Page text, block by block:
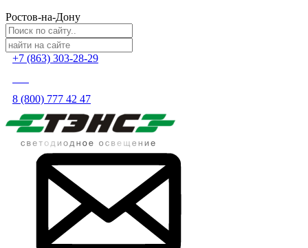
Ростов-на-Дону
+7 (863) 303-28-29
8 (800) 777 42 47